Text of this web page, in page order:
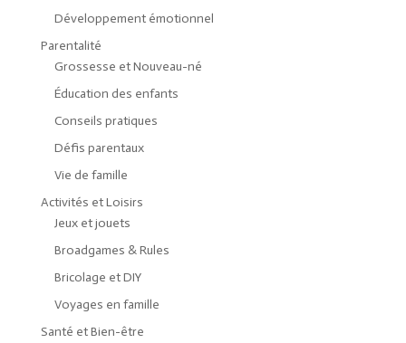
Développement émotionnel
Parentalité
Grossesse et Nouveau-né
Éducation des enfants
Conseils pratiques
Défis parentaux
Vie de famille
Activités et Loisirs
Jeux et jouets
Broadgames & Rules
Bricolage et DIY
Voyages en famille
Santé et Bien-être